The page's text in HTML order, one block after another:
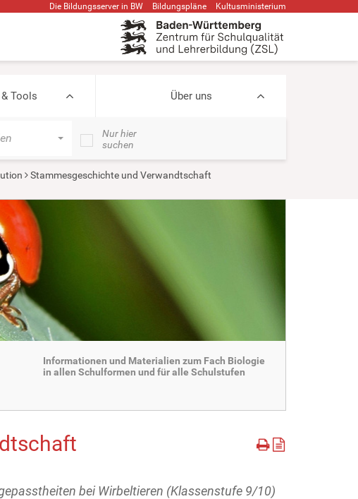
Die Bildungsserver in BW Bildungspläne Kultusministerium
Tools Über uns
Nur hier
suchen
Stammesgeschichte und Verwandtschaft
Informationen und Materialien zum Fach Biologie
in allen Schulformen und für alle Schulstufen
bei Wirbeltieren (Klassenstufe 9/10)